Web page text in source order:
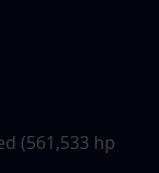
(561,533 hp